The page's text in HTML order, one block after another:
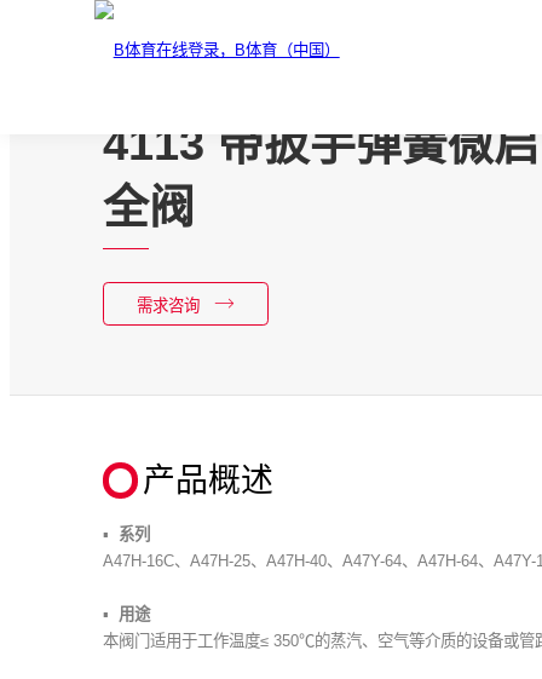
4113 带扳手弹簧微
全阀
需求咨询
产品概述
系列
A47H-16C、A47H-25、A47H-40、A47Y-64、A47H-64、A47Y-
用途
本阀门适用于工作温度≤ 350℃的蒸汽、空气等介质的设备或